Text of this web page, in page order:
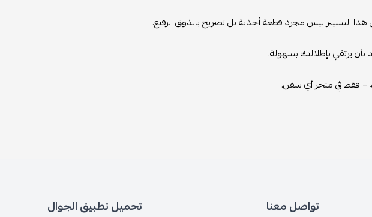
السليبر ليس مجرد قطعة أحذية بل تصريح بالذوق الرفيع.
بأن يرتقي بإطلالتك بسهولة.
– فقط في متجر أي سفن.
تواصل معنا تحميل تطبيق الجوال